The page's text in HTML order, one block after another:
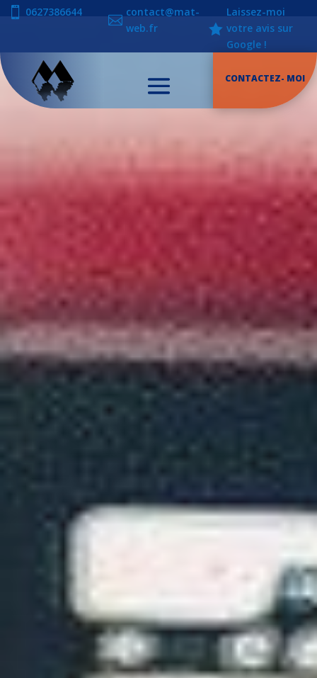
 0627386644

contact@mat-
web.fr

Laissez-moi
votre avis sur
Google !
CONTACTEZ- MOI